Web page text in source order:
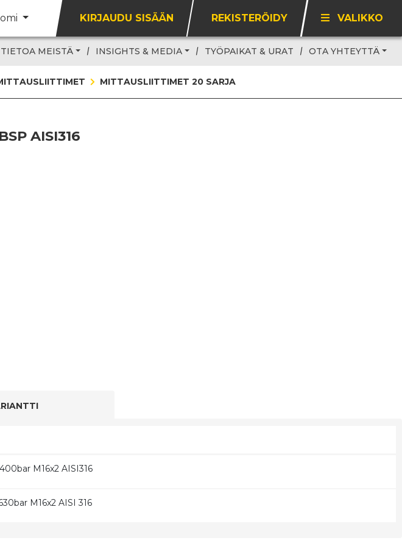
KIRJAUDU SISÄÄN REKISTERÖIDY VALIKKO
TIETOA MEISTÄ INSIGHTS & MEDIA TYÖPAIKAT & URAT OTA YHTEYTTÄ
MITTAUSLIITTIMET 20 SARJA
AISI316
M16x2 AISI316
M16x2 AISI 316